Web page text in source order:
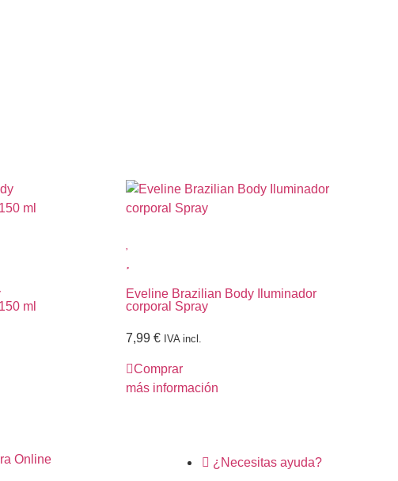
ml
Eveline Brazilian Body Iluminador
corporal Spray
7,99 € IVA incl.
Comprar
más información
Online ¿Necesitas ayuda?